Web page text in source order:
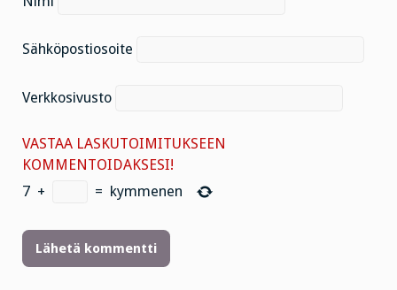
Sähköpostiosoite
Verkkosivusto
VASTAA LASKUTOIMITUKSEEN
KOMMENTOIDAKSESI!
7 + = kymmenen